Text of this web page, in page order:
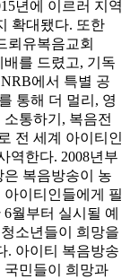
년에 이르러 지역
확대됐다. 또한
뢰유복음교회
배를 드렸고, 기독
에서 특별 공
통해 더 멀리, 영
통하기, 복음전
전 세계 아이티인
역한다. 2008년부
은 복음방송이 농
이티인들에게 필
월부터 실시될 예
소년들이 희망을
. 아이티 복음방송
국민들이 희망과